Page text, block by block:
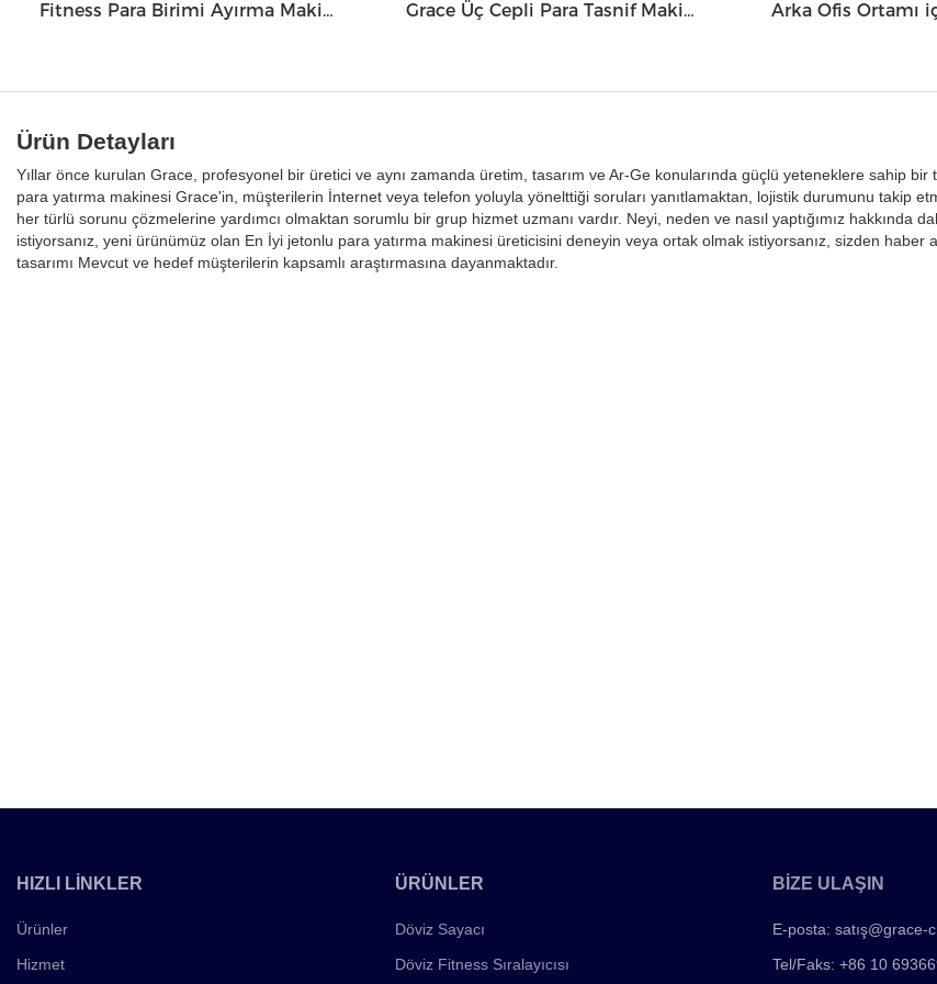
Fitness Para Birimi Ayırma Makinesi GBS3500 Grace Üç Cepli Para Tasnif Makinesi 3+1 Cepli Grace GT-31
Ürün Detayları
Yıllar önce kurulan Grace, profesyonel bir üretici ve aynı zamanda üretim, tasarım ve Ar-Ge konularında güçlü yeteneklere sahip bir
para yatırma makinesi Grace'in, müşterilerin İnternet veya telefon yoluyla yönelttiği soruları yanıtlamaktan, lojistik durumunu takip
her türlü sorunu çözmelerine yardımcı olmaktan sorumlu bir grup hizmet uzmanı vardır. Neyi, neden ve nasıl yaptığımız hakkında
istiyorsanız, yeni ürünümüz olan En İyi jetonlu para yatırma makinesi üreticisini deneyin veya ortak olmak istiyorsanız, sizden haber
tasarımı Mevcut ve hedef müşterilerin kapsamlı araştırmasına dayanmaktadır.
HIZLI LİNKLER
Ürünler
Hizmet
ÜRÜNLER
Döviz Sayacı
Döviz Fitness Sıralayıcısı
BİZE ULAŞIN
E-posta:satış@grace-
Tel/Faks: +86 10